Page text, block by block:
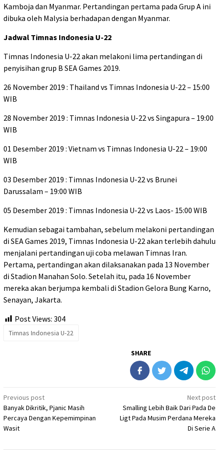
Kamboja dan Myanmar. Pertandingan pertama pada Grup A ini
dibuka oleh Malysia berhadapan dengan Myanmar.
Jadwal Timnas Indonesia U-22
Timnas Indonesia U-22 akan melakoni lima pertandingan di
penyisihan grup B SEA Games 2019.
26 November 2019 : Thailand vs Timnas Indonesia U-22 – 15:00
WIB
28 November 2019 : Timnas Indonesia U-22 vs Singapura – 19:00
WIB
01 Desember 2019 : Vietnam vs Timnas Indonesia U-22 – 19:00
WIB
03 Desember 2019 : Timnas Indonesia U-22 vs Brunei
Darussalam – 19:00 WIB
05 Desember 2019 : Timnas Indonesia U-22 vs Laos- 15:00 WIB
Kemudian sebagai tambahan, sebelum melakoni pertandingan
di SEA Games 2019, Timnas Indonesia U-22 akan terlebih dahulu
menjalani pertandingan uji coba melawan Timnas Iran.
Pertama, pertandingan akan dilaksanakan pada 13 November
di Stadion Manahan Solo. Setelah itu, pada 16 November
mereka akan berjumpa kembali di Stadion Gelora Bung Karno,
Senayan, Jakarta.
Post Views: 304
Timnas Indonesia U-22
SHARE
Post
navigation
Previous post
Banyak Dikritik, Pjanic Masih
Percaya Dengan Kepemimpinan
Wasit
Next post
Smalling Lebih Baik Dari Pada De
Ligt Pada Musim Perdana Mereka
Di Serie A